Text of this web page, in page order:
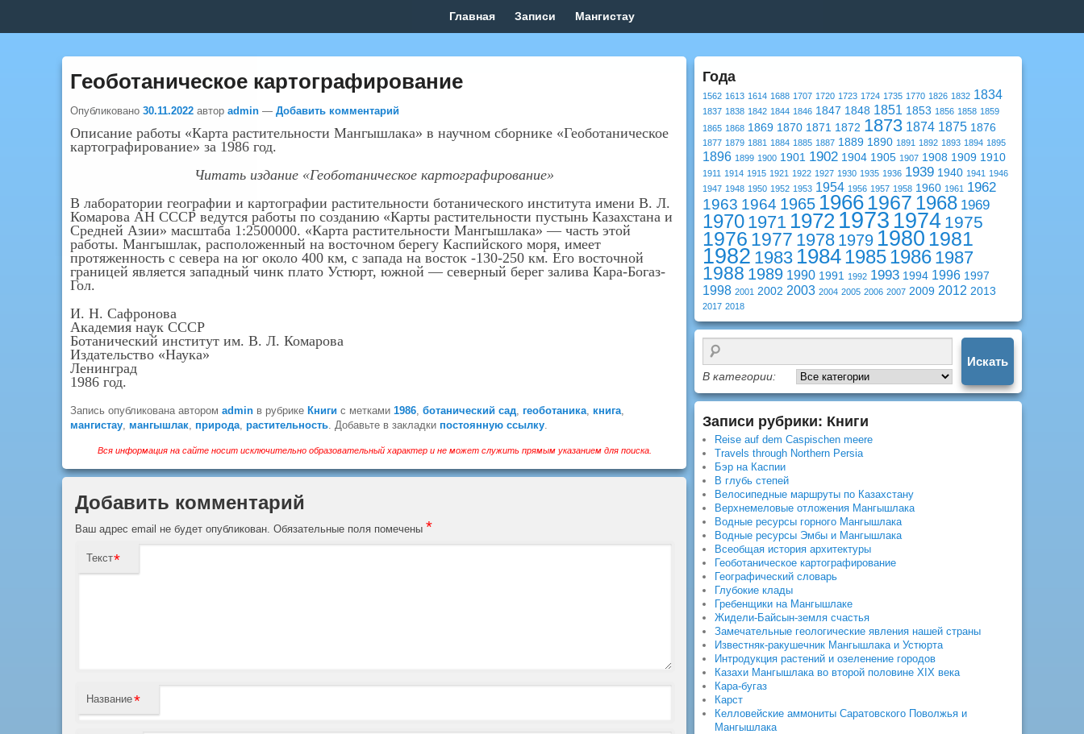
меню
Главная Записи Мангистау
Геоботаническое картографирование
Опубликовано 30.11.2022 автор admin — Добавить комментарий
Описание работы «Карта растительности Мангышлака» в научном сборнике «Геоботаническое
картографирование» за 1986 год.
Читать издание «Геоботаническое картографирование»
В лаборатории географии и картографии растительности ботанического института имени В. Л.
Комарова АН СССР ведутся работы по созданию «Карты растительности пустынь Казахстана и
Средней Азии» масштаба 1:2500000. «Карта растительности Мангышлака» — часть этой
работы. Мангышлак, расположенный на восточном берегу Каспийского моря, имеет
протяженность с севера на юг около 400 км, с запада на восток -130-250 км. Его восточной
границей является западный чинк плато Устюрт, южной — северный берег залива Кара-Богаз-
Гол.
И. Н. Сафронова
Академия наук СССР
Ботанический институт им. В. Л. Комарова
Издательство «Наука»
Ленинград
1986 год.
Запись опубликована автором admin в рубрике Книги с метками 1986, ботанический сад, геоботаника, книга,
мангистау, мангышлак, природа, растительность. Добавьте в закладки постоянную ссылку.
Вся информация на сайте носит исключительно образовательный характер и не может служить прямым указанием для поиска.
Добавить комментарий
Ваш адрес email не будет опубликован. Обязательные поля помечены *
Текст*
Название*
Года
1562 1613 1614 1688 1707 1720 1723 1724 1735 1770 1826 1832 1834
1837 1838 1842 1844 1846 1847 1848 1851 1853 1856 1858 1859
1865 1868 1869 1870 1871 1872 1873 1874 1875 1876
1877 1879 1881 1884 1885 1887 1889 1890 1891 1892 1893 1894 1895
1896 1899 1900 1901 1902 1904 1905 1907 1908 1909 1910
1911 1914 1915 1921 1922 1927 1930 1935 1936 1939 1940 1941 1946
1947 1948 1950 1952 1953 1954 1956 1957 1958 1960 1961 1962
1963 1964 1965 1966 1967 1968 1969
1970 1971 1972 1973 1974 1975
1976 1977 1978 1979 1980 1981
1982 1983 198419851986 1987
1988 1989 1990 1991 1992 1993 1994 1996 1997
1998 2001 2002 2003 2004 2005 2006 2007 2009 2012 2013
2017 2018
В категории:
Записи рубрики: Книги
Reise auf dem Caspischen meere
Travels through Northern Persia
Бэр на Каспии
В глубь степей
Велосипедные маршруты по Казахстану
Верхнемеловые отложения Мангышлака
Водные ресурсы горного Мангышлака
Водные ресурсы Эмбы и Мангышлака
Всеобщая история архитектуры
Геоботаническое картографирование
Географический словарь
Глубокие клады
Гребенщики на Мангышлаке
Жидели-Байсын-земля счастья
Замечательные геологические явления нашей страны
Известняк-ракушечник Мангышлака и Устюрта
Интродукция растений и озеленение городов
Казахи Мангышлака во второй половине XIX века
Кара-бугаз
Карст
Келловейские аммониты Саратовского Поволжья и
Мангышлака